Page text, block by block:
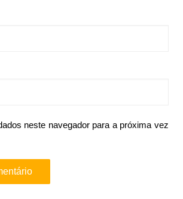
neste navegador para a próxima vez